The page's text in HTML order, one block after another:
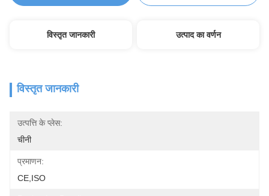
विस्तृत जानकारी उत्पाद का वर्णन
विस्तृत जानकारी
उत्पत्ति के प्लेस:
चीनी
प्रमाणन:
CE,ISO